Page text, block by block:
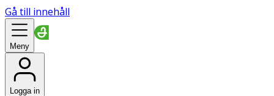
Gå till innehåll
Meny
Logga in